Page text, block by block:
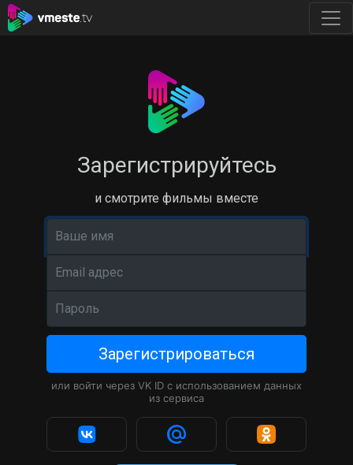
Зарегистрируйтесь
и смотрите фильмы вместе
Зарегистрироваться
или войти через VK ID с использованием данных
из сервиса